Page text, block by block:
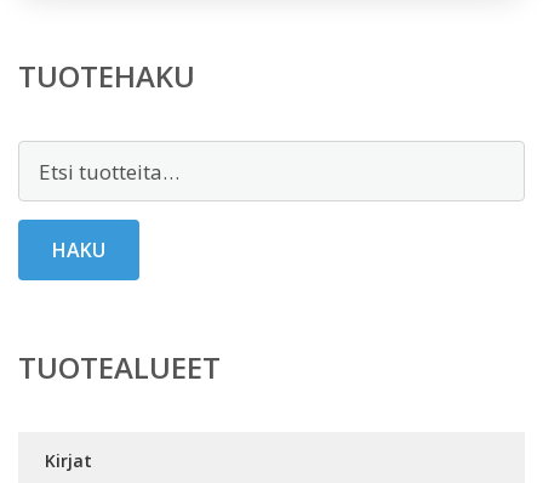
TUOTEHAKU
HAKU
TUOTEALUEET
Kirjat